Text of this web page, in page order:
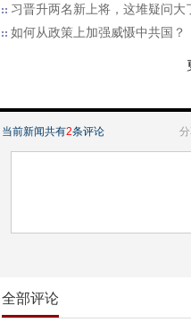
习晋升两名新上将，这堆疑问大
如何从政策上加强威慑中共国？
当前新闻共有2条评论 分
全部评论